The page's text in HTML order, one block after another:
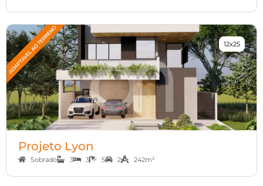
12x25
Projeto Lyon
Sobrado 3 3 5 2 242m²